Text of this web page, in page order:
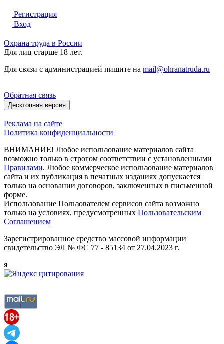
Регистрация
Вход
Охрана труда в России
Для лиц старше 18 лет.
Для связи с администрацией пишите на mail@ohranatruda.ru
Обратная связь
Десктопная версия
Реклама на сайте
Политика конфиденциальности
ВНИМАНИЕ! Любое использование материалов сайта
возможно только в строгом соответствии с установленными
Правилами. Любое коммерческое использование материалов
сайта и их публикация в печатных изданиях допускается
только на основании договоров, заключенных в письменной
форме.
Использование Пользователем сервисов сайта возможно
только на условиях, предусмотренных Пользовательским
Соглашением
Зарегистрированное средство массовой информации
свидетельство ЭЛ № ФС 77 - 85134 от 27.04.2023 г.
я